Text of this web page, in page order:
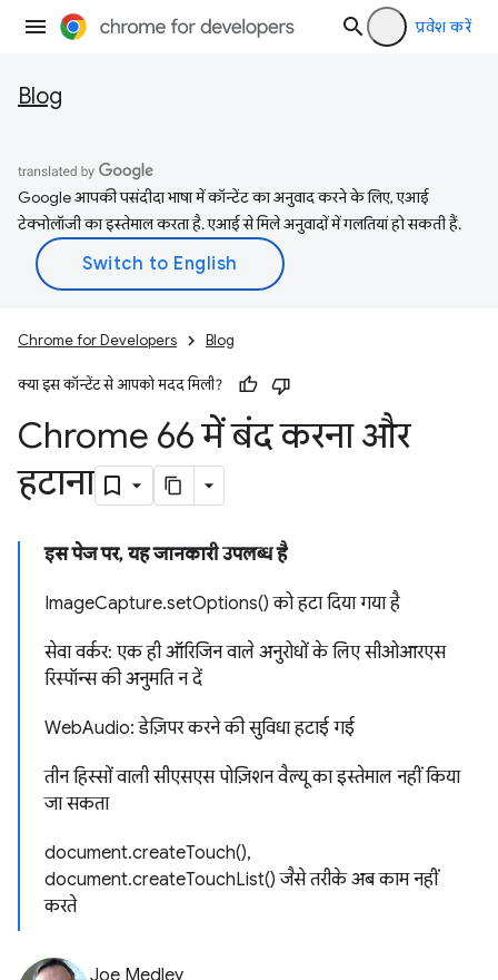
प्रवेश करें
Blog
Google आपकी पसंदीदा भाषा में कॉन्टेंट का अनुवाद करने के लिए, एआई
टेक्नोलॉजी का इस्तेमाल करता है. एआई से मिले अनुवादों में गलतियां हो सकती हैं.
Chrome for Developers Blog
क्या इस कॉन्टेंट से आपको मदद मिली?
Chrome 66 में बंद करना और
हटाना
इस पेज पर, यह जानकारी उपलब्ध है
ImageCapture.setOptions() को हटा दिया गया है
सेवा वर्कर: एक ही ऑरिजिन वाले अनुरोधों के लिए सीओआरएस
रिस्पॉन्स की अनुमति न दें
WebAudio: डेज़िपर करने की सुविधा हटाई गई
तीन हिस्सों वाली सीएसएस पोज़िशन वैल्यू का इस्तेमाल नहीं किया
जा सकता
document.createTouch(),
document.createTouchList() जैसे तरीके अब काम नहीं
करते
Joe Medley